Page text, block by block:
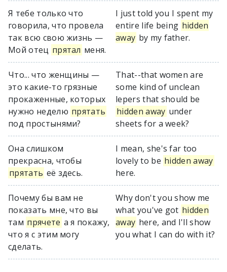
Я тебе только что
говорила, что провела
так всю свою жизнь —
Мой отец прятал меня.
I just told you I spent my
entire life being hidden
away by my father.
Что... что женщины —
это какие-то грязные
прокаженные, которых
нужно неделю прятать
под простынями?
That--that women are
some kind of unclean
lepers that should be
hidden away under
sheets for a week?
Она слишком
прекрасна, чтобы
прятать её здесь.
I mean, she's far too
lovely to be hidden away
here.
Почему бы вам не
показать мне, что вы
там прячете а я покажу,
что я с этим могу
сделать.
Why don't you show me
what you've got hidden
away here, and I'll show
you what I can do with it?